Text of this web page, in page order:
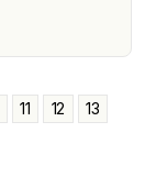
11 12
13